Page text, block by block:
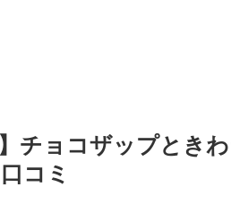
】チョコザップとき
コミ